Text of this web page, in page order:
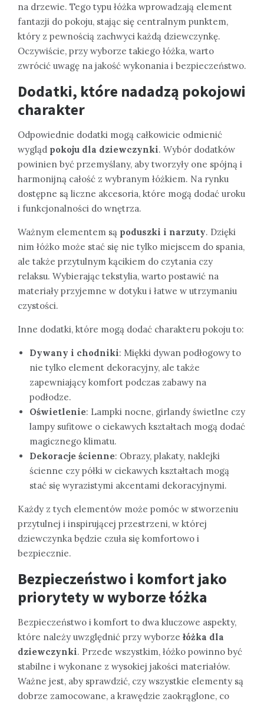
na drzewie. Tego typu łóżka wprowadzają element
fantazji do pokoju, stając się centralnym punktem,
który z pewnością zachwyci każdą dziewczynkę.
Oczywiście, przy wyborze takiego łóżka, warto
zwrócić uwagę na jakość wykonania i bezpieczeństwo.
Dodatki, które nadadzą pokojowi
charakter
Odpowiednie dodatki mogą całkowicie odmienić
wygląd pokoju dla dziewczynki. Wybór dodatków
powinien być przemyślany, aby tworzyły one spójną i
harmonijną całość z wybranym łóżkiem. Na rynku
dostępne są liczne akcesoria, które mogą dodać uroku
i funkcjonalności do wnętrza.
Ważnym elementem są poduszki i narzuty. Dzięki
nim łóżko może stać się nie tylko miejscem do spania,
ale także przytulnym kącikiem do czytania czy
relaksu. Wybierając tekstylia, warto postawić na
materiały przyjemne w dotyku i łatwe w utrzymaniu
czystości.
Inne dodatki, które mogą dodać charakteru pokoju to:
Dywany i chodniki: Miękki dywan podłogowy to
nie tylko element dekoracyjny, ale także
zapewniający komfort podczas zabawy na
podłodze.
Oświetlenie: Lampki nocne, girlandy świetlne czy
lampy sufitowe o ciekawych kształtach mogą dodać
magicznego klimatu.
Dekoracje ścienne: Obrazy, plakaty, naklejki
ścienne czy półki w ciekawych kształtach mogą
stać się wyrazistymi akcentami dekoracyjnymi.
Każdy z tych elementów może pomóc w stworzeniu
przytulnej i inspirującej przestrzeni, w której
dziewczynka będzie czuła się komfortowo i
bezpiecznie.
Bezpieczeństwo i komfort jako
priorytety w wyborze łóżka
Bezpieczeństwo i komfort to dwa kluczowe aspekty,
które należy uwzględnić przy wyborze łóżka dla
dziewczynki. Przede wszystkim, łóżko powinno być
stabilne i wykonane z wysokiej jakości materiałów.
Ważne jest, aby sprawdzić, czy wszystkie elementy są
dobrze zamocowane, a krawędzie zaokrąglone, co